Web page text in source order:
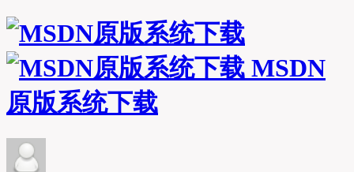
MSDN
原版系统下载